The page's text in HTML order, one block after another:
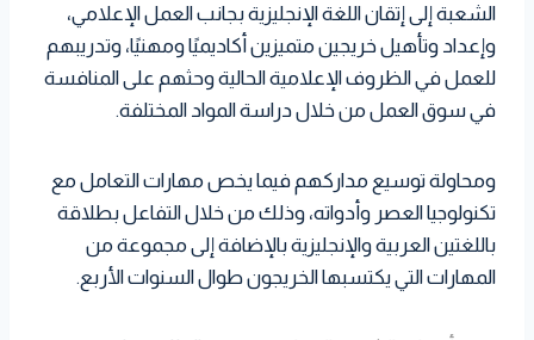
الشعبة إلى إتقان اللغة الإنجليزية بجانب العمل الإعلامي،
وإعداد وتأهيل خريجين متميزين أكاديميًا ومهنيًا، وتدريبهم
للعمل في الظروف الإعلامية الحالية وحثهم على المنافسة
في سوق العمل من خلال دراسة المواد المختلفة.
ومحاولة توسيع مداركهم فيما يخص مهارات التعامل مع
تكنولوجيا العصر وأدواته، وذلك من خلال التفاعل بطلاقة
باللغتين العربية والإنجليزية بالإضافة إلى مجموعة من
المهارات التي يكتسبها الخريجون طوال السنوات الأربع.